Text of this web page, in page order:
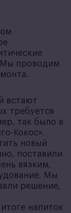
Мы проводим
встают
требуется
так было в
Кокос».
новый
поставили
вязким,
Мы
решение,
напиток